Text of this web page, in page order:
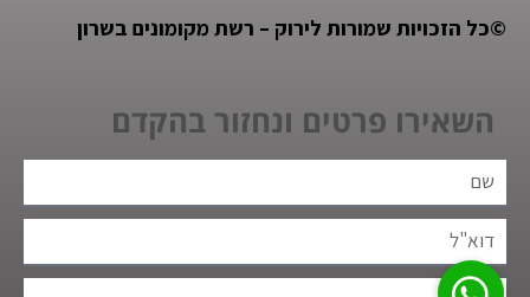
©כל הזכויות שמורות לירוק – רשת מקומונים בשרון
השאירו פרטים ונחזור בהקדם